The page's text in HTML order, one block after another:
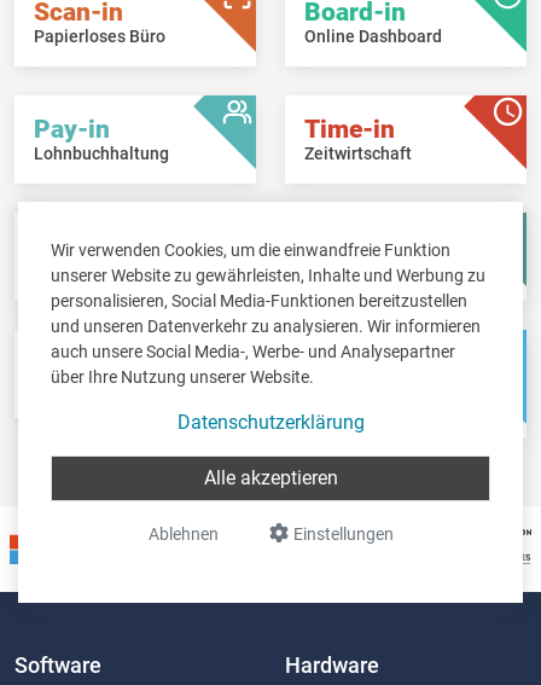
Wir verwenden Cookies, um die einwandfreie Funktion
unserer Website zu gewährleisten, Inhalte und Werbung zu
personalisieren, Social Media-Funktionen bereitzustellen
und unseren Datenverkehr zu analysieren. Wir informieren
auch unsere Social Media-, Werbe- und Analysepartner
über Ihre Nutzung unserer Website.
Datenschutzerklärung
Einstellungen
Ablehnen
Alle akzeptieren
Scan-in
Papierloses Büro
Board-in
Online Dashboard
Pay-in
Lohnbuchhaltung
Time-in
Zeitwirtschaft
Fisc-in
Steuererklärungen
Account-in
Jahresabschlüsse
Pos-in
Kassensystem
Net-in
Webshops &
Software Hardware